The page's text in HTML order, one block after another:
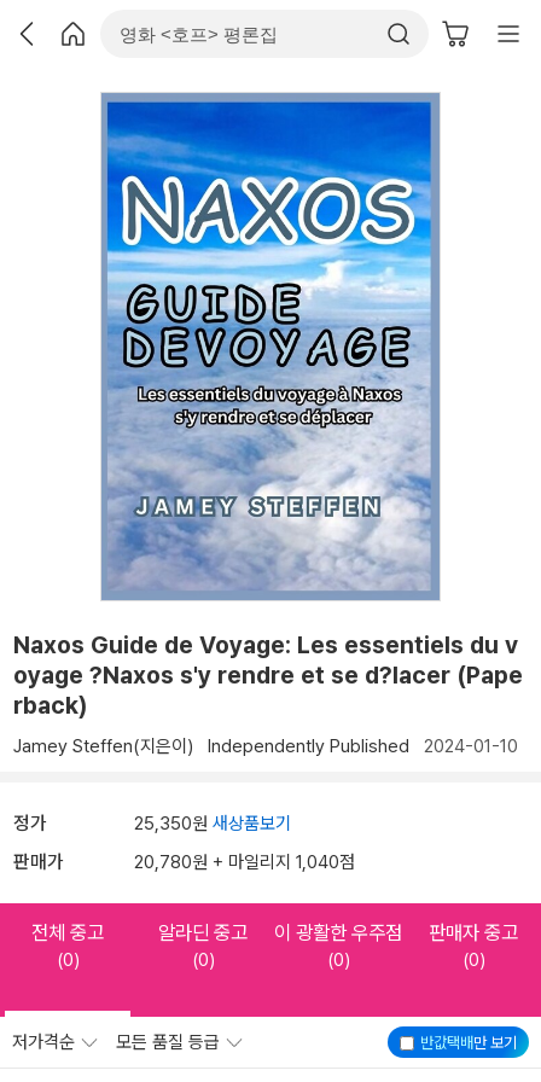
Naxos Guide de Voyage: Les essentiels du v
oyage ?Naxos s'y rendre et se d?lacer (Pape
rback)
Jamey Steffen(지은이) Independently Published 2024-01-10
정가 25,350원 새상품보기
판매가 20,780원 + 마일리지 1,040점
전체 중고
(0)
알라딘 중고
(0)
이 광활한 우주점
(0)
판매자 중고
(0)
반값택배만 보기
저가격순 모든 품질 등급